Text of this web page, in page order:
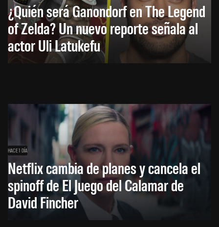
¿Quién será Ganondorf en The Legend
of Zelda? Un nuevo reporte señala al
actor Uli Latukefu
HACE 1 DÍA
Netflix cambia de planes y cancela el
spinoff de El Juego del Calamar de
David Fincher